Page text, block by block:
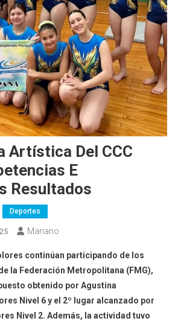
Artística Del CCC
E
Resultados
Deportes
Mariano
continúan participando de los
la Federación Metropolitana (FMG),
obtenido por Agustina
Nivel 6 y el 2º lugar alcanzado por
Nivel 2. Además, la actividad tuvo